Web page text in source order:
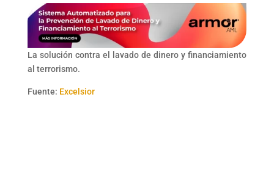
La solución contra el lavado de dinero y financiamiento
al terrorismo.
Fuente: Excelsior